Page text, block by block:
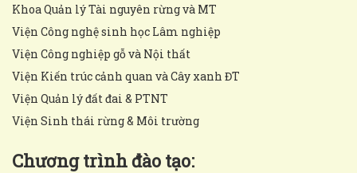
Khoa Quản lý Tài nguyên rừng và MT
Viện Công nghệ sinh học Lâm nghiệp
Viện Công nghiệp gỗ và Nội thất
Viện Kiến trúc cảnh quan và Cây xanh ĐT
Viện Quản lý đất đai & PTNT
Viện Sinh thái rừng & Môi trường
Chương trình đào tạo: